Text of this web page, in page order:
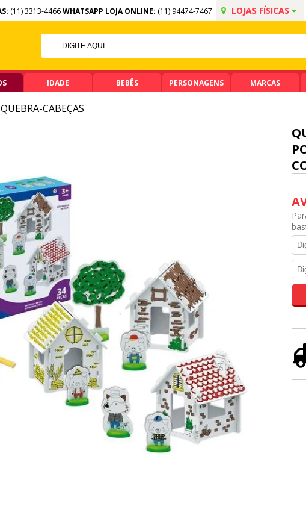
(11) 3313-4466WHATSAPP LOJA ONLINE: (11) 94474-7467 LOJAS FÍSICAS
5% OFF NO PIX
PIX ACIMA DE R$ 99,90
IDADE BEBÊS PERSONAGENS MARCAS
QUEBRA-CABEÇAS